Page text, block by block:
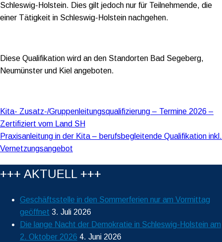
Schleswig-Holstein. Dies gilt jedoch nur für Teilnehmende, die
einer Tätigkeit in Schleswig-Holstein nachgehen.
Diese Qualifikation wird an den Standorten Bad Segeberg,
Neumünster und Kiel angeboten.
Beitragsnavigation
Kita- Zusatz-/Gruppenleitungsqualifizierung – Termine 2026 –
Zertifiziert vom Land SH
Praxisanleitung in der Kita – berufsbegleitende Qualifikation inkl.
Vernetzungsangebot
+++ AKTUELL +++
Geschäftsstelle in den Sommerferien nur am Vormittag
geöffnet 3. Juli 2026
Die lange Nacht der Demokratie in Schleswig-Holstein am
2. Oktober 2026 4. Juni 2026